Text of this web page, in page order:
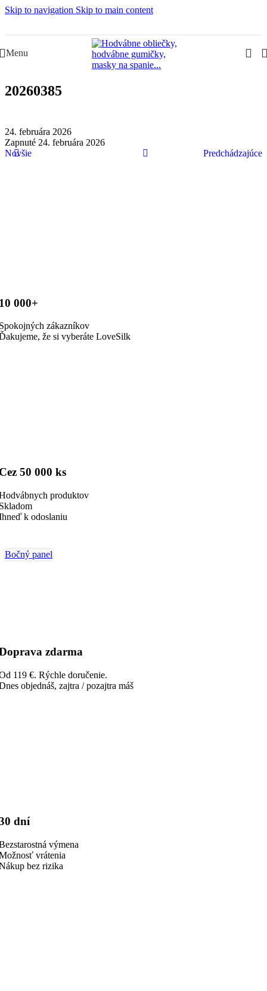
Skip to navigation Skip to main content
Menu
20260385
24. februára 2026
Zapnuté 24. februára 2026
Novšie
Predchádzajúce
000+
zákazníkov
že si vyberáte LoveSilk
50 000 ks
produktov
k odoslaniu
zdarma
119 €. Rýchle doručenie.
objednáš, zajtra / pozajtra máš
dní
výmena
vrátenia
bez rizika
Bočný panel